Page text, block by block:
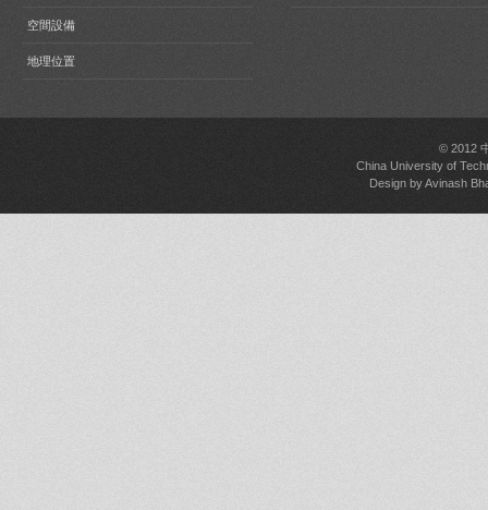
空間設備
地理位置
© 2012
China University of
Design byAvinash